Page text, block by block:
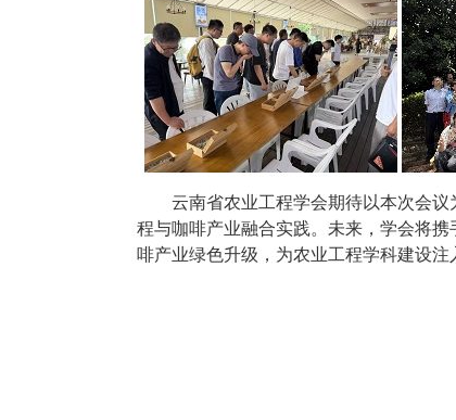
云南省农业工程学会期待以本次会
程与咖啡产业融合实践。未来，学会将
啡产业绿色升级，为农业工程学科建设